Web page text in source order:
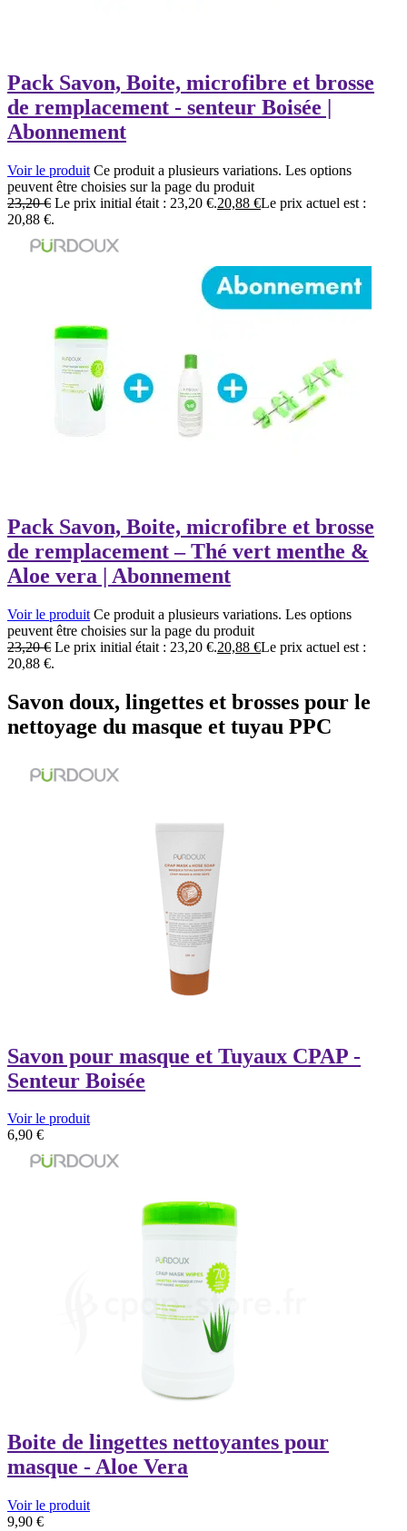
Pack Savon, Boite, microfibre et brosse
de remplacement - senteur Boisée |
Abonnement
Voir le produit Ce produit a plusieurs variations. Les options
peuvent être choisies sur la page du produit
23,20€ Le prix initial était : 23,20 €.20,88 €Le prix actuel est :
20,88 €.
Pack Savon, Boite, microfibre et brosse
de remplacement – Thé vert menthe &
Aloe vera | Abonnement
Voir le produit Ce produit a plusieurs variations. Les options
peuvent être choisies sur la page du produit
23,20€ Le prix initial était : 23,20 €.20,88 €Le prix actuel est :
20,88 €.
Savon doux, lingettes et brosses pour le
nettoyage du masque et tuyau PPC
Savon pour masque et Tuyaux CPAP -
Senteur Boisée
Voir le produit
6,90 €
Boite de lingettes nettoyantes pour
masque - Aloe Vera
Voir le produit
9,90 €